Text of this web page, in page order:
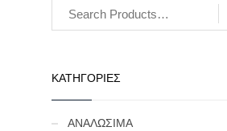
ΚΑΤΗΓΟΡΙΕΣ
ΑΝΑΛΩΣΙΜΑ